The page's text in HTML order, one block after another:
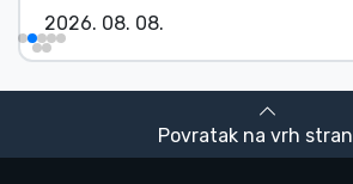
2026. 08. 08.
Povratak na vrh